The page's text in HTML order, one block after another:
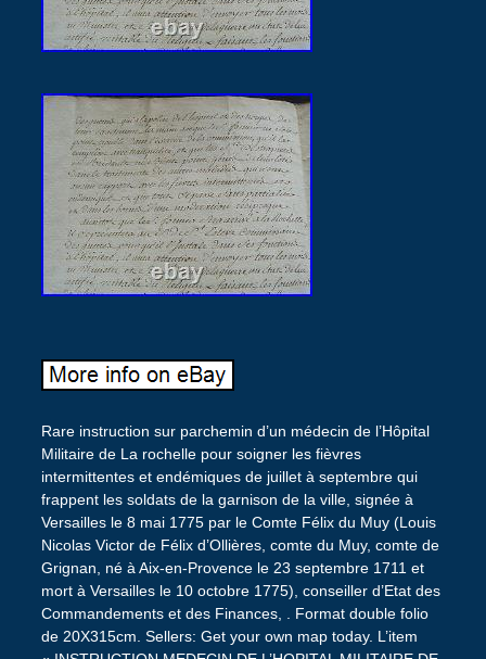
Rare instruction sur parchemin d’un médecin de l’Hôpital
Militaire de La rochelle pour soigner les fièvres
intermittentes et endémiques de juillet à septembre qui
frappent les soldats de la garnison de la ville, signée à
Versailles le 8 mai 1775 par le Comte Félix du Muy (Louis
Nicolas Victor de Félix d’Ollières, comte du Muy, comte de
Grignan, né à Aix-en-Provence le 23 septembre 1711 et
mort à Versailles le 10 octobre 1775), conseiller d’Etat des
Commandements et des Finances, . Format double folio
de 20X315cm. Sellers: Get your own map today. L’item